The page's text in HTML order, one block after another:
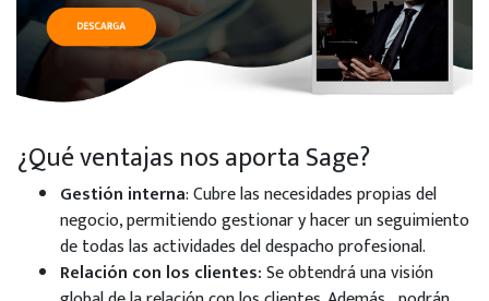
¿Qué ventajas nos aporta Sage?
Gestión interna: Cubre las necesidades propias del
negocio, permitiendo gestionar y hacer un seguimiento
de todas las actividades del despacho profesional.
Relación con los clientes:Se obtendrá una visión